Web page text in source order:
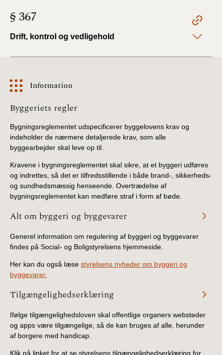
§ 367
Drift, kontrol og vedligehold
Information
Information
Byggeriets regler
Bygningsreglementet udspecificerer byggelovens krav og
indeholder de nærmere detaljerede krav, som alle
byggearbejder skal leve op til.
Kravene i bygningsreglementet skal sikre, at et byggeri udføres
og indrettes, så det er tilfredsstillende i både brand-, sikkerheds-
og sundhedsmæssig henseende. Overtrædelse af
bygningsreglementet kan medføre straf i form af bøde.
Alt om byggeri og byggevarer
Generel information om regulering af byggeri og byggevarer
findes på Social- og Boligstyrelsens hjemmeside.
Her kan du også læse styrelsens nyheder om byggeri og
byggevarer.
Tilgængelighedserklæring
Ifølge tilgængelighedsloven skal offentlige organers websteder
og apps være tilgængelige, så de kan bruges af alle, herunder
af borgere med handicap.
Klik på linket for at se styrelsens tilgængelighedserklæring for